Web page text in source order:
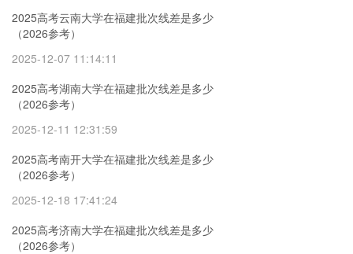
2025高考云南大学在福建批次线差是多少
（2026参考）
2025-12-07 11:14:11
2025高考湖南大学在福建批次线差是多少
（2026参考）
2025-12-11 12:31:59
2025高考南开大学在福建批次线差是多少
（2026参考）
2025-12-18 17:41:24
2025高考济南大学在福建批次线差是多少
（2026参考）